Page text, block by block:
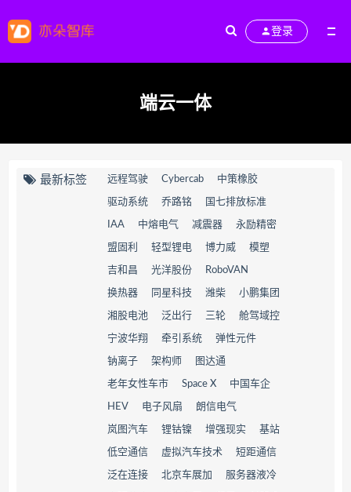
登录
端云一体
最新标签 远程驾驶 Cybercab 中策橡胶
驱动系统 乔路铭 国七排放标准
IAA 中熔电气 减震器 永励精密
盟固利 轻型锂电 博力威 模塑
吉和昌 光洋股份 RoboVAN
换热器 同星科技 潍柴 小鹏集团
湘股电池 泛出行 三轮 舱驾域控
宁波华翔 牵引系统 弹性元件
钠离子 架构师 图达通
老年女性车市 Space X 中国车企
HEV 电子风扇 朗信电气
岚图汽车 锂钴镍 增强现实 基站
低空通信 虚拟汽车技术 短距通信
泛在连接 北京车展加 服务器液冷